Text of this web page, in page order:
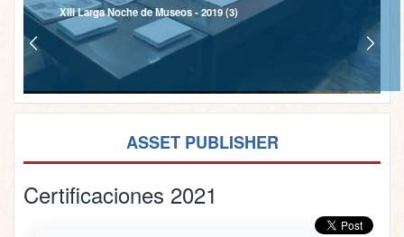
XIII Larga Noche de Museos - 2019 (3)
ASSET PUBLISHER
Certificaciones 2021